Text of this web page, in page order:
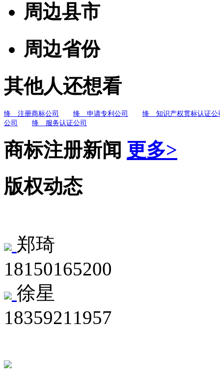
周边县市
周边省份
其他人还想看
绛 注册商标公司 绛 申请专利公司
绛 知识产权贯标认证公
公司
绛 服务认证公司
商标注册新闻 更多>
版权动态
郑琦
18150165200
徐星
18359211957